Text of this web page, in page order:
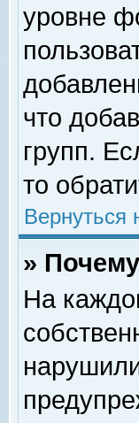
уровне
что
групп.
то
Вернуться
»
На